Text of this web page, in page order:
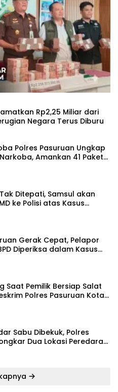
Rp2,25 Miliar dari
Negara Terus Diburu
Polres Pasuruan Ungkap
Amankan 41 Paket
Ditepati, Samsul akan
ke Polisi atas Kasus
Gerak Cepat, Pelapor
Diperiksa dalam Kasus
Saat Pemilik Bersiap Salat
Polres Pasuruan Kota
Sabu Dibekuk, Polres
Dua Lokasi Peredaran